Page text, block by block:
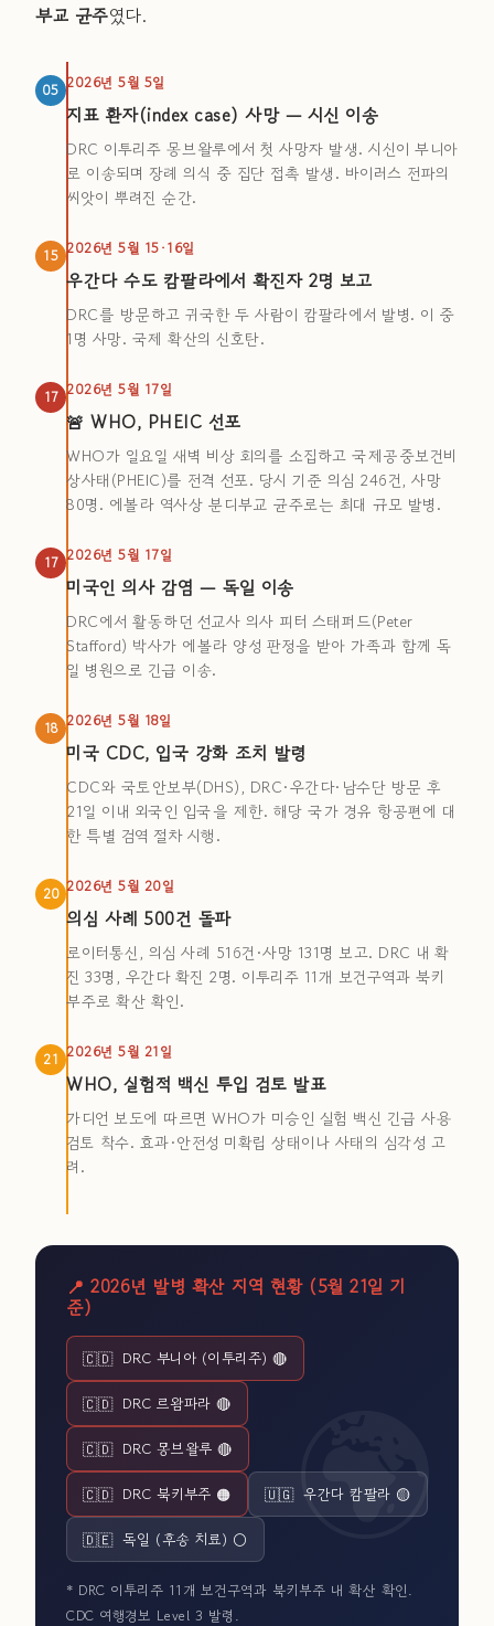
부교 균주였다.
05 2026년 5월 5일
지표 환자(index case) 사망 — 시신 이송
DRC 이투리주 몽브왈루에서 첫 사망자 발생. 시신이 부니아
로 이송되며 장례 의식 중 집단 접촉 발생. 바이러스 전파의
씨앗이 뿌려진 순간.
15 2026년 5월 15·16일
우간다 수도 캄팔라에서 확진자 2명 보고
DRC를 방문하고 귀국한 두 사람이 캄팔라에서 발병. 이 중
1명 사망. 국제 확산의 신호탄.
17 2026년 5월 17일
🚨 WHO, PHEIC 선포
WHO가 일요일 새벽 비상 회의를 소집하고 국제공중보건비
상사태(PHEIC)를 전격 선포. 당시 기준 의심 246건, 사망
80명. 에볼라 역사상 분디부교 균주로는 최대 규모 발병.
17 2026년 5월 17일
미국인 의사 감염 — 독일 이송
DRC에서 활동하던 선교사 의사 피터 스태퍼드(Peter
Stafford) 박사가 에볼라 양성 판정을 받아 가족과 함께 독
일 병원으로 긴급 이송.
18 2026년 5월 18일
미국 CDC, 입국 강화 조치 발령
CDC와 국토안보부(DHS), DRC·우간다·남수단 방문 후
21일 이내 외국인 입국을 제한. 해당 국가 경유 항공편에 대
한 특별 검역 절차 시행.
20 2026년 5월 20일
의심 사례 500건 돌파
로이터통신, 의심 사례 516건·사망 131명 보고. DRC 내 확
진 33명, 우간다 확진 2명. 이투리주 11개 보건구역과 북키
부주로 확산 확인.
21 2026년 5월 21일
WHO, 실험적 백신 투입 검토 발표
가디언 보도에 따르면 WHO가 미승인 실험 백신 긴급 사용
검토 착수. 효과·안전성 미확립 상태이나 사태의 심각성 고
려.
📍 2026년 발병 확산 지역 현황 (5월 21일 기
준)
🇨🇩 DRC 부니아 (이투리주) 🔴
🇨🇩 DRC 르왐파라 🔴
🇨🇩 DRC 몽브왈루 🔴
🇨🇩 DRC 북키부주 🟠 🇺🇬 우간다 캄팔라 🟡
🇩🇪 독일 (후송 치료) ⚪
* DRC 이투리주 11개 보건구역과 북키부주 내 확산 확인.
CDC 여행경보 Level 3 발령.